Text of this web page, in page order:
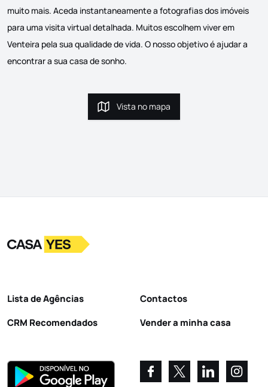
muito mais. Aceda instantaneamente a fotografias dos imóveis
para uma visita virtual detalhada. Muitos escolhem viver em
Venteira pela sua qualidade de vida. O nosso objetivo é ajudar a
encontrar a sua casa de sonho.
Vista no mapa
Vista no mapa
LogoIr para a homepage
Lista de Agências
CRM Recomendados
Contactos
Vender a minha casa